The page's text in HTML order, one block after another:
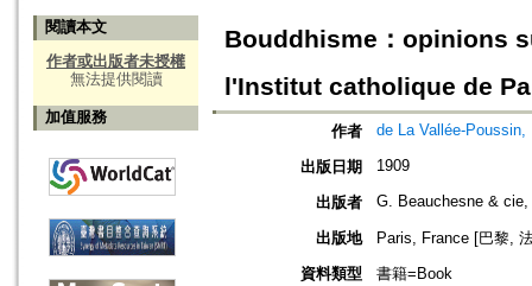
閱讀本文
作者或出版者未授權
無法提供閱讀
加值服務
Bouddhisme：opinions
l'Institut catholique de
作者 de La Vallée-Poussin,
出版日期 1909
出版者 G. Beauchesne & cie,
出版地
Paris, France [巴黎,
資料類型
書籍=Book